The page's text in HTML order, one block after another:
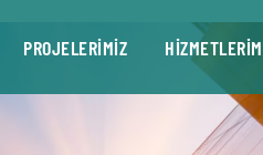
PROJELERİMİZ